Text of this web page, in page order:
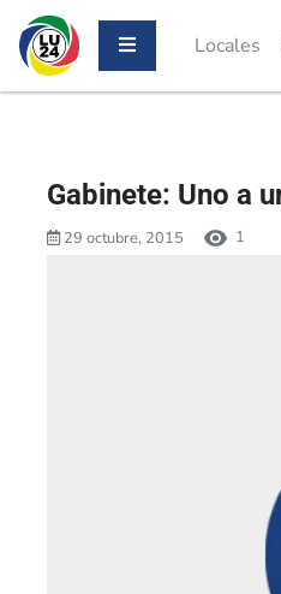
Locales
Gabinete: Uno a
29 octubre, 2015 1